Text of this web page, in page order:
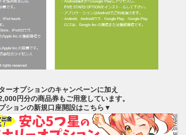
ーオプションのキャンペーンに加え
円分の商品券もご用意しています。
ションの新規口座開設はこちら▼